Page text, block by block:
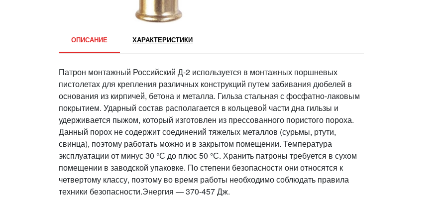
ОПИСАНИЕ ХАРАКТЕРИСТИКИ
Патрон монтажный Российский Д-2 используется в монтажных поршневых
пистолетах для крепления различных конструкций путем забивания дюбелей в
основания из кирпичей, бетона и металла. Гильза стальная с фосфатно-лаковым
покрытием. Ударный состав располагается в кольцевой части дна гильзы и
удерживается пыжом, который изготовлен из прессованного пористого пороха.
Данный порох не содержит соединений тяжелых металлов (сурьмы, ртути,
свинца), поэтому работать можно и в закрытом помещении. Температура
эксплуатации от минус 30 °С до плюс 50 °С. Хранить патроны требуется в сухом
помещении в заводской упаковке. По степени безопасности они относятся к
четвертому классу, поэтому во время работы необходимо соблюдать правила
техники безопасности.Энергия — 370-457 Дж.